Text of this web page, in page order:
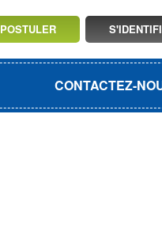
POSTULER
CONTACTEZ-